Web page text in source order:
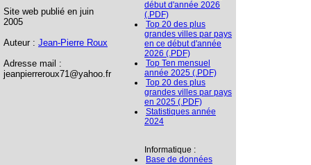
Site web publié en juin
2005
Auteur : Jean-Pierre Roux
Adresse mail :
jeanpierreroux71@yahoo.fr
début d'année 2026
(.PDF)
Top 20 des plus
grandes villes par pays
en ce début d'année
2026 (.PDF)
Top Ten mensuel
année 2025 (.PDF)
Top 20 des plus
grandes villes par pays
en 2025 (.PDF)
Statistiques année
2024
Informatique :
Base de données